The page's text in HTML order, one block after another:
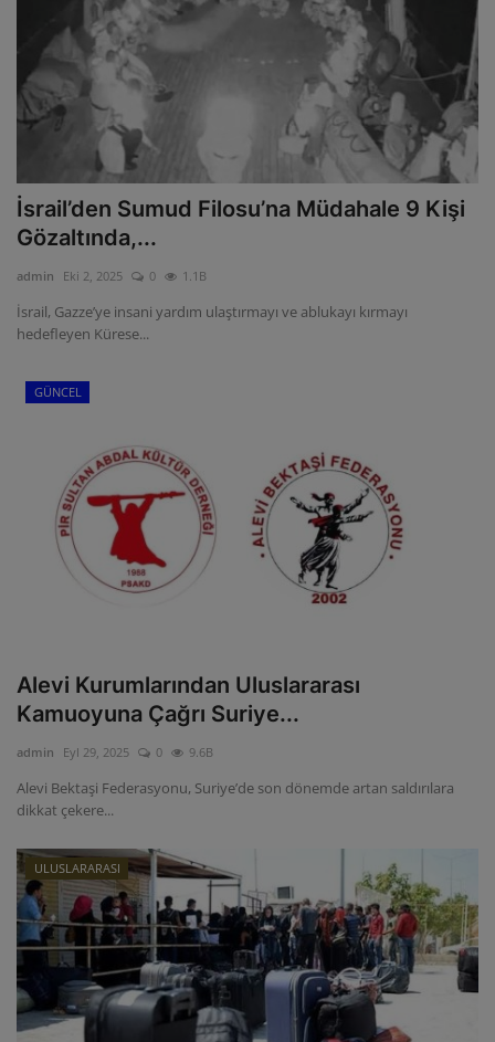
İsrail’den Sumud Filosu’na Müdahale 9 Kişi
Gözaltında,...
admin Eki 2, 2025 0 1.1B
İsrail, Gazze’ye insani yardım ulaştırmayı ve ablukayı kırmayı
hedefleyen Kürese...
GÜNCEL
Alevi Kurumlarından Uluslararası
Kamuoyuna Çağrı Suriye...
admin Eyl 29, 2025 0 9.6B
Alevi Bektaşi Federasyonu, Suriye’de son dönemde artan saldırılara
dikkat çekere...
ULUSLARARASI